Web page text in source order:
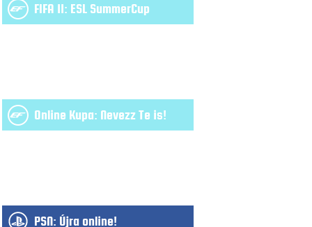
FIFA 11: ESL SummerCup
Online Kupa: Nevezz Te is!
PSN: Újra online!